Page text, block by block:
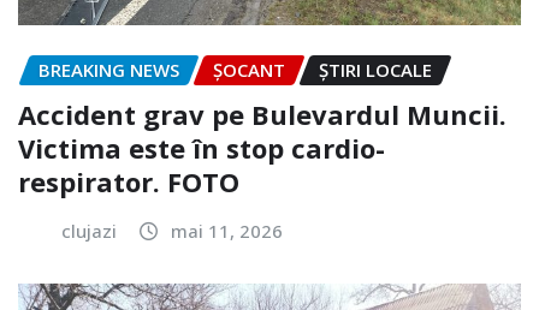
BREAKING NEWS ȘOCANT ȘTIRI LOCALE
Accident grav pe Bulevardul Muncii.
Victima este în stop cardio-
respirator. FOTO
clujazi mai 11, 2026